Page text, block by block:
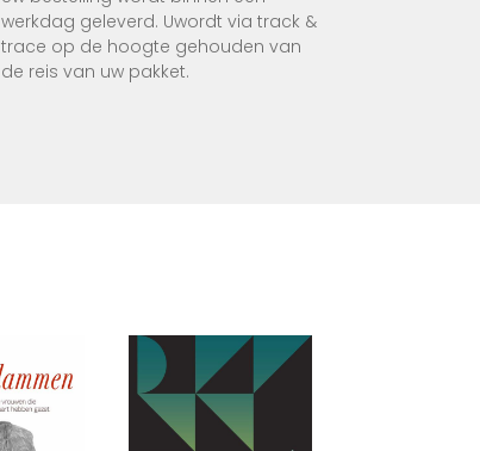
werkdag geleverd. Uwordt via track &
trace op de hoogte gehouden van
de reis van uw pakket.